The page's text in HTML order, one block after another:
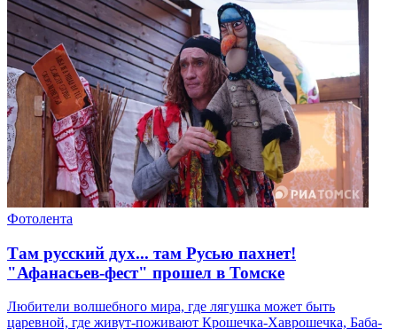
Фотолента
Там русский дух... там Русью пахнет!
"Афанасьев-фест" прошел в Томске
Любители волшебного мира, где лягушка может быть
царевной, где живут-поживают Крошечка-Хаврошечка, Баба-